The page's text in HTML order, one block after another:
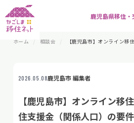
鹿児島県移住
ホーム 相談会
2026.05.08鹿児島市 編集者
【鹿児島市】オンライン
住支援金（関係人口）の要